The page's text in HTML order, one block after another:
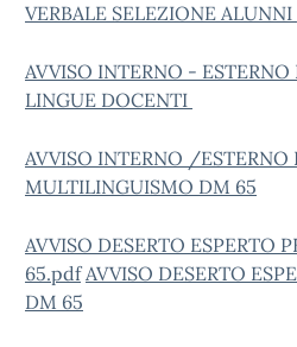
VERBALE SELEZIONE ALUNNI
AVVISO INTERNO - ESTERNO
LINGUE DOCENTI
AVVISO INTERNO /ESTERNO
MULTILINGUISMO DM 65
AVVISO DESERTO ESPERTO
65.pdf AVVISO DESERTO
DM 65